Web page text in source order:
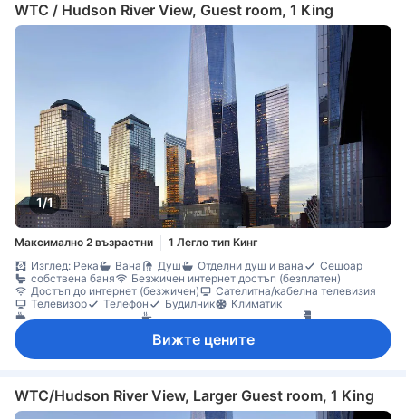
WTC / Hudson River View, Guest room, 1 King
1/1
Максимално 2 възрастни
1 Легло тип Кинг
Изглед: Река
Вана Душ Отделни душ и вана
Сешоар
собствена баня
Безжичен интернет достъп (безплатен)
Достъп до интернет (безжичен)
Сателитна/кабелна телевизия
Телевизор
Телефон Будилник
Климатик
Вижте цените
WTC/Hudson River View, Larger Guest room, 1 King